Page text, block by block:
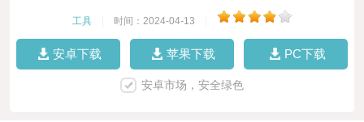
工具 时间：2024-04-13
安卓下载 苹果下载 PC下载
安卓市场，安全绿色